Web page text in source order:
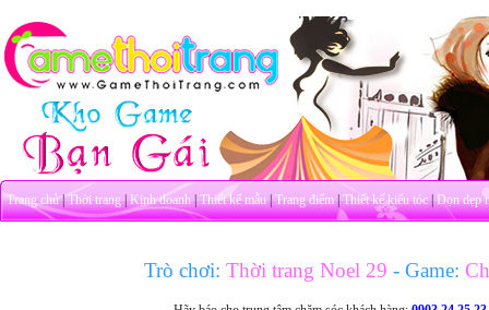
Trang chủ|Thời trang|Kinh doanh|Thiết kế mẫu|Trang điểm|Thiết kế kiểu tóc|Dọn dẹp
Trò chơi: Thời trang Noel 29 - Game: